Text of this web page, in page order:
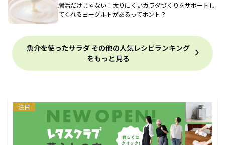
腸活だけじゃない！太りにくいカラダづくりをサポートし
てくれるヨーグルトがあるってホント？
魚介を使ったサラダ その他の人気レシピランキング
をもっと見る
注目